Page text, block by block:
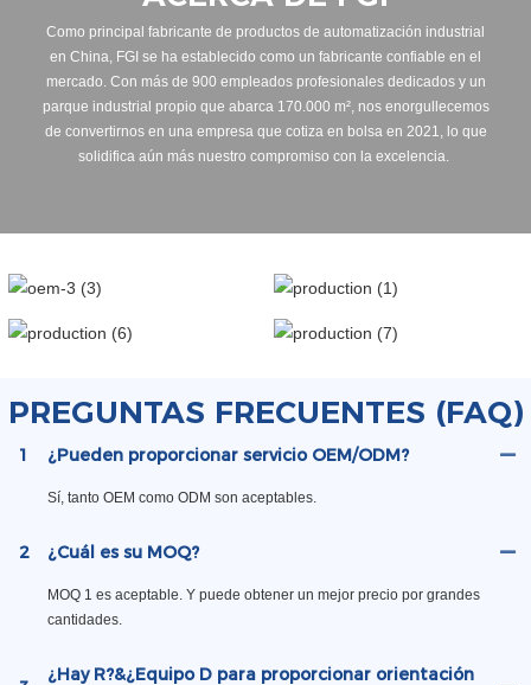
Como principal fabricante de productos de automatización industrial
en China, FGI se ha establecido como un fabricante confiable en el
mercado. Con más de 900 empleados profesionales dedicados y un
parque industrial propio que abarca 170.000 m², nos enorgullecemos
de convertirnos en una empresa que cotiza en bolsa en 2021, lo que
solidifica aún más nuestro compromiso con la excelencia.
PREGUNTAS FRECUENTES (FAQ)
1 ¿Pueden proporcionar servicio OEM/ODM?
Sí, tanto OEM como ODM son aceptables.
2 ¿Cuál es su MOQ?
MOQ 1 es aceptable. Y puede obtener un mejor precio por grandes
cantidades.
¿Hay R?&¿Equipo D para proporcionar orientación